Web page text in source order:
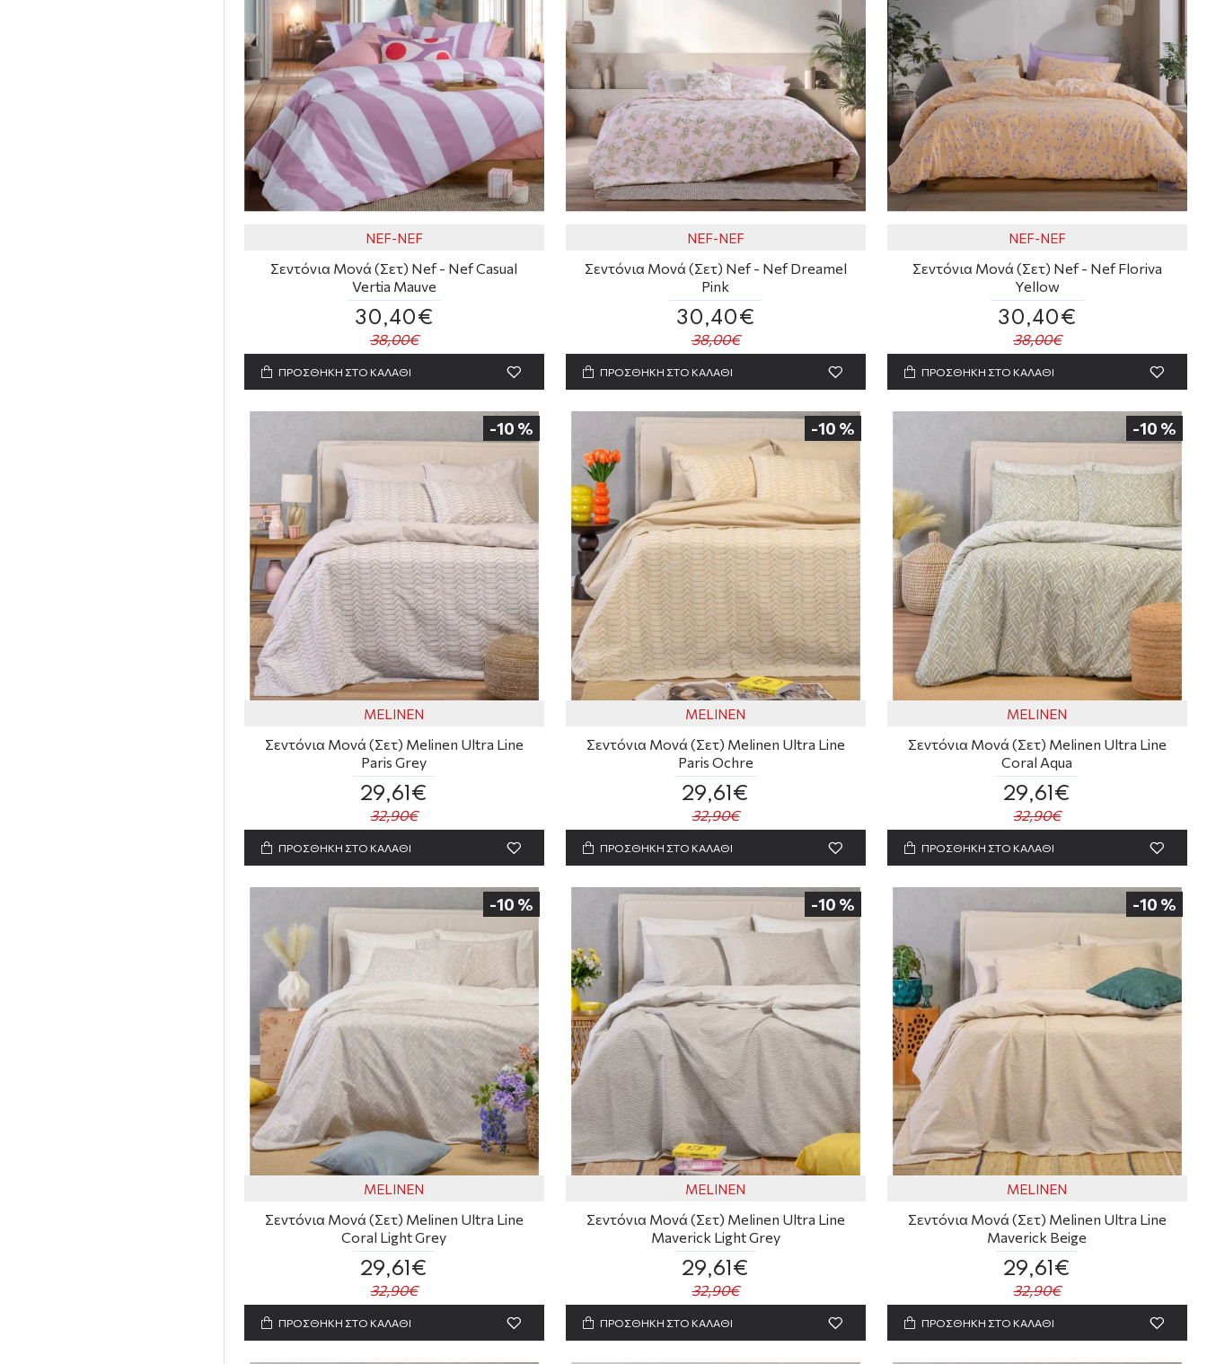
NEF-NEF
Σεντόνια Μονά (Σετ) Nef - Nef Casual
Vertia Mauve
30,40€
38,00€
ΠΡΟΣΘΗΚΗ ΣΤΟ ΚΑΛΑΘΙ
NEF-NEF
Σεντόνια Μονά (Σετ) Nef - Nef Dreamel
Pink
30,40€
38,00€
ΠΡΟΣΘΗΚΗ ΣΤΟ ΚΑΛΑΘΙ
NEF-NEF
Σεντόνια Μονά (Σετ) Nef - Nef Floriva
Yellow
30,40€
38,00€
ΠΡΟΣΘΗΚΗ ΣΤΟ ΚΑΛΑΘΙ
-10 %
MELINEN
Σεντόνια Μονά (Σετ) Melinen Ultra Line
Paris Grey
29,61€
32,90€
ΠΡΟΣΘΗΚΗ ΣΤΟ ΚΑΛΑΘΙ
-10 %
MELINEN
Σεντόνια Μονά (Σετ) Melinen Ultra Line
Paris Ochre
29,61€
32,90€
ΠΡΟΣΘΗΚΗ ΣΤΟ ΚΑΛΑΘΙ
-10 %
MELINEN
Σεντόνια Μονά (Σετ) Melinen Ultra Line
Coral Aqua
29,61€
32,90€
ΠΡΟΣΘΗΚΗ ΣΤΟ ΚΑΛΑΘΙ
-10 %
MELINEN
Σεντόνια Μονά (Σετ) Melinen Ultra Line
Coral Light Grey
29,61€
32,90€
ΠΡΟΣΘΗΚΗ ΣΤΟ ΚΑΛΑΘΙ
-10 %
MELINEN
Σεντόνια Μονά (Σετ) Melinen Ultra Line
Maverick Light Grey
29,61€
32,90€
ΠΡΟΣΘΗΚΗ ΣΤΟ ΚΑΛΑΘΙ
-10 %
MELINEN
Σεντόνια Μονά (Σετ) Melinen Ultra Line
Maverick Beige
29,61€
32,90€
ΠΡΟΣΘΗΚΗ ΣΤΟ ΚΑΛΑΘΙ